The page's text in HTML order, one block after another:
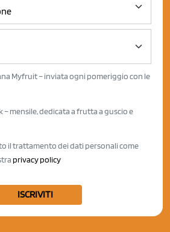
Myfruit – inviata ogni pomeriggio con le
– mensile, dedicata a frutta a guscio e
il trattamento dei dati personali come
privacy policy
ISCRIVITI